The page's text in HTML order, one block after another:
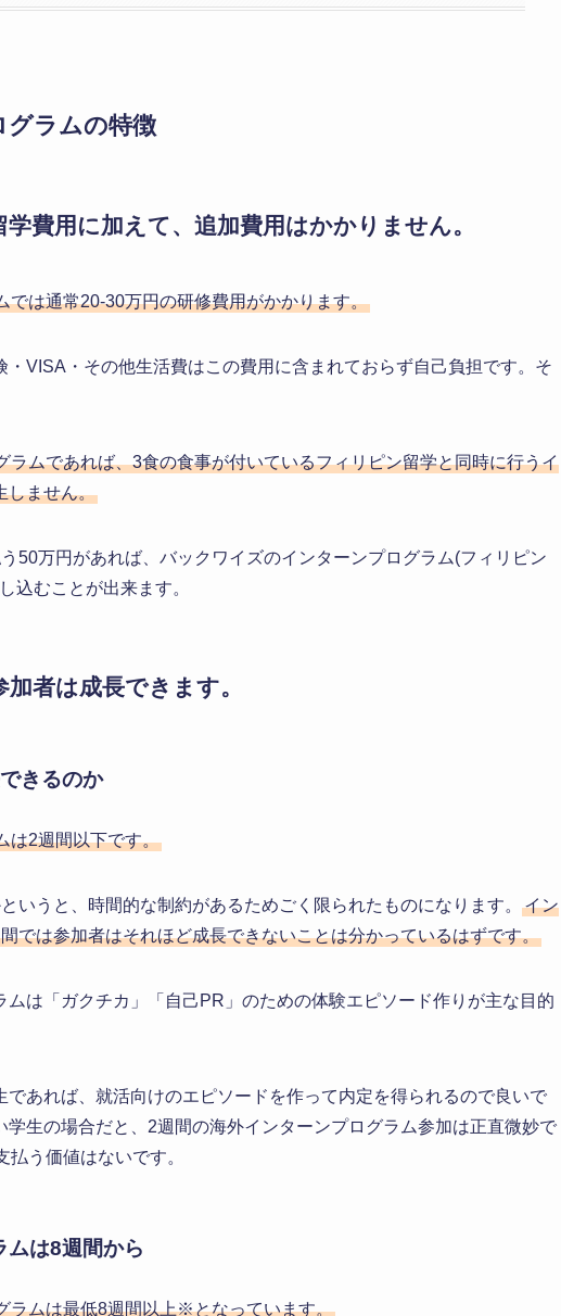
ラムの特徴
費用に加えて、追加費用はかかりません。
では通常20-30万円の研修費用がかかります。
VISA・その他生活費はこの費用に含まれておらず自己負担です。そ
ラムであれば、3食の食事が付いているフィリピン留学と同時に行うイ
しません。
50万円があれば、バックワイズのインターンプログラム(フィリピン
込むことが出来ます。
者は成長できます。
きるのか
は2週間以下です。
いうと、時間的な制約があるためごく限られたものになります。
イン
では参加者はそれほど成長できないことは分かっているはずです。
は「ガクチカ」「自己PR」のための体験エピソード作りが主な目的
あれば、就活向けのエピソードを作って内定を得られるので良いで
生の場合だと、2週間の海外インターンプログラム参加は正直微妙で
う価値はないです。
ムは8週間から
ラムは最低8週間以上※となっています。